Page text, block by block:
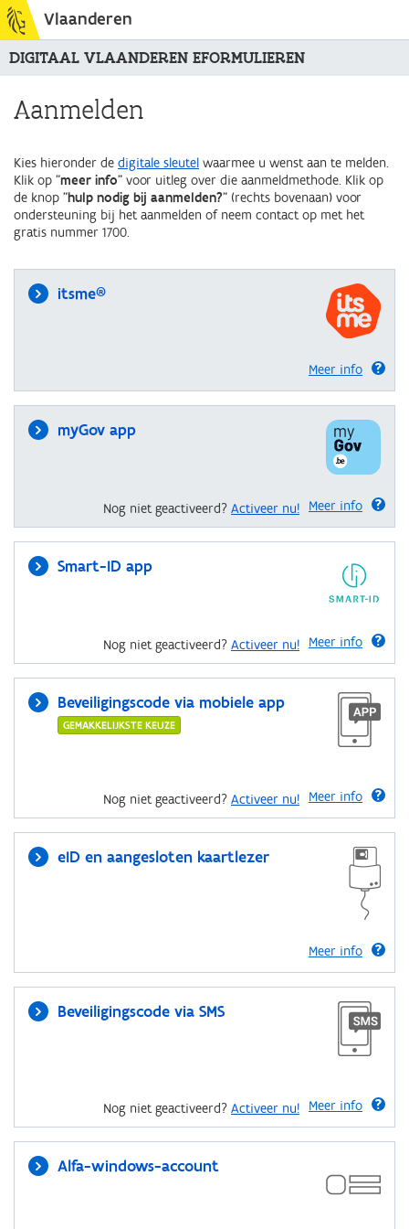
Vlaanderen
DIGITAAL VLAANDEREN EFORMULIEREN
Aanmelden
Kies hieronder de digitale sleutel waarmee u wenst aan te melden.
Klik op "meer info" voor uitleg over die aanmeldmethode. Klik op
de knop "hulp nodig bij aanmelden?" (rechts bovenaan) voor
ondersteuning bij het aanmelden of neem contact op met het
gratis nummer 1700.
itsme®
Meer info
myGov app
Meer info
Nog niet geactiveerd? Activeer nu!
Smart-ID app
Meer info
Nog niet geactiveerd? Activeer nu!
Beveiligingscode via mobiele app
GEMAKKELIJKSTE KEUZE
Meer info
Nog niet geactiveerd? Activeer nu!
eID en aangesloten kaartlezer
Meer info
Beveiligingscode via SMS
Meer info
Nog niet geactiveerd? Activeer nu!
Alfa-windows-account